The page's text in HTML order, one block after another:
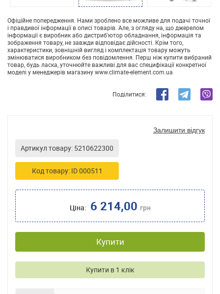
Офіційне попередження. Нами зроблено все можливе для подачі точної
і правдивої інформації в описі товарів. Але, з огляду на, що джерелом
інформації є виробник або дистриб'ютор обладнання, інформація та
зображення товару, не завжди відповідає дійсності. Крім того,
характеристики, зовнішній вигляд і комплектація товару можуть
змінюватися виробником без повідомлення. Перш ніж купити вибраний
товар, будь ласка, уточнюйте важливі для вас специфікації конкретної
моделі у менеджерів магазину www.climate-element.com.ua
Поділитися:
Артикул товару: 5210622300
Код товару: ID 000511
Залишити відгук
Ціна: 6 214,00 грн
Купити
Купити в 1 клік